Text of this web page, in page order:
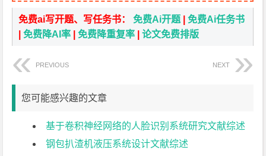
免费ai写开题、写任务书：免费Ai开题 |免费Ai任务书
|免费降AI率 |免费降重复率 |论文免费排版
PREVIOUS NEXT
您可能感兴趣的文章
基于卷积神经网络的人脸识别系统研究文献综述
钢包扒渣机液压系统设计文献综述